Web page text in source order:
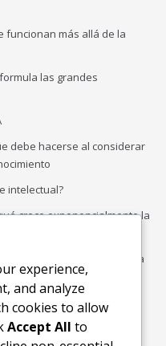
funcionan más allá de la
las grandes
debe hacerse al considerar
intelectual?
crece exponencialmente la
crearon para los canales. La
experience,
and analyze
cookies to allow
Accept All to